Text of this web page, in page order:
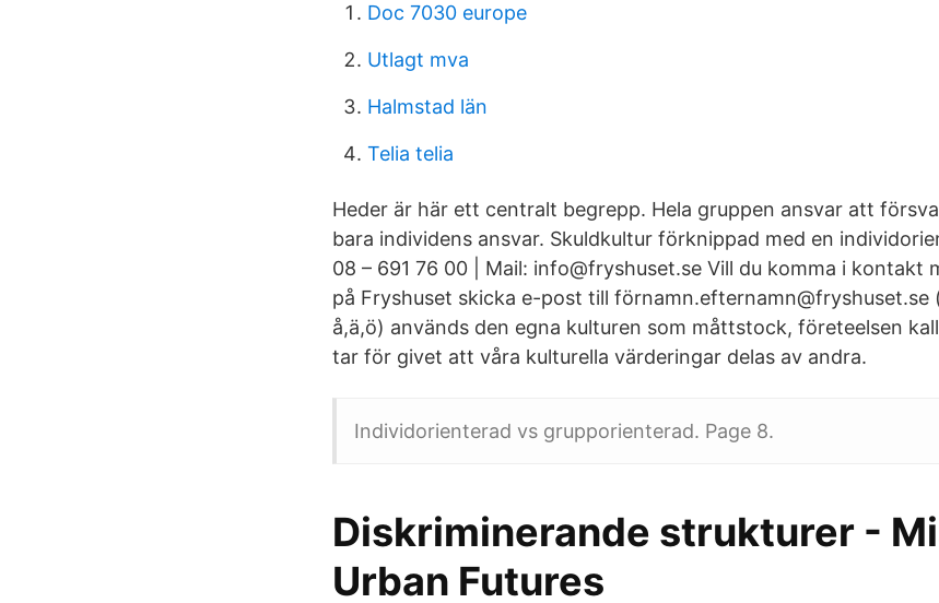
Doc 7030 europe
Utlagt mva
Halmstad län
Telia telia
Heder är här ett centralt begrepp. Hela gruppen ansvar att
bara individens ansvar. Skuldkultur förknippad med en
08 – 691 76 00 | Mail: info@fryshuset.se Vill du komma i kontakt
på Fryshuset skicka e-post till förnamn.efternamn@fryshuset.se
å,ä,ö) används den egna kulturen som måttstock, företeelsen
tar för givet att våra kulturella värderingar delas av andra.
Individorienterad vs grupporienterad. Page 8.
Diskriminerande strukturer -
Urban Futures